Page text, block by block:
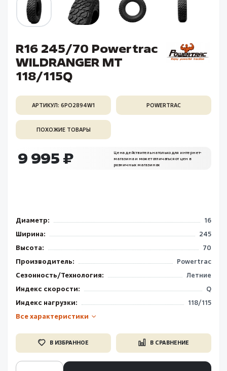
R16 245/70 Powertrac
WILDRANGER MT
118/115Q
АРТИКУЛ: 6PO2894W1 POWERTRAC
ПОХОЖИЕ ТОВАРЫ
9 995 ₽
Цена действительна только для интернет-
магазина и может отличаться от цен в
розничных магазинах
Диаметр:
16
Ширина:
245
Высота:
70
Производитель:
Powertrac
Сезонность/Технология:
Летние
Индекс скорости:
Q
Индекс нагрузки:
118/115
Все характеристики
В ИЗБРАННОЕ В СРАВНЕНИЕ